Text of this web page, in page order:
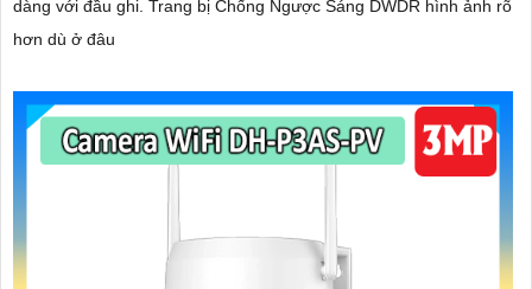
dàng với đầu ghi. Trang bị Chống Ngược Sáng DWDR hình ảnh rõ
hơn dù ở đâu